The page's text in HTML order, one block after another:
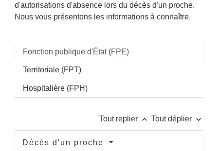
d'autorisations d'absence lors du décès d'un proche.
Nous vous présentons les informations à connaître.
Fonction publique d'État (FPE)
Territoriale (FPT)
Hospitalière (FPH)
Tout replier keyboard_arrow_up Tout déplier keyboard_arrow_down
Décès d'un proche